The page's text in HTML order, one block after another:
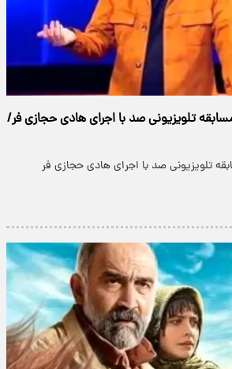
تلویزیونی صد با اجرای هادی حجازی فر/
تلویزیونی صد با اجرای هادی حجازی فر